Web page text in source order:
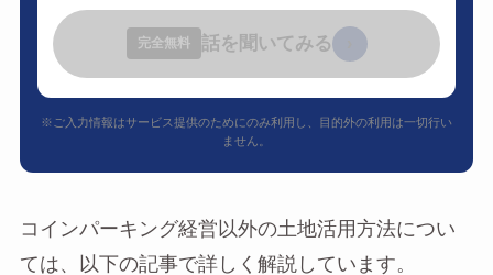
完全無料 話を聞いてみる
※ご入力情報はサービス提供のためにのみ利用し、目的外の利用は一切行い
ません。
コインパーキング経営以外の土地活用方法につい
ては、以下の記事で詳しく解説しています。